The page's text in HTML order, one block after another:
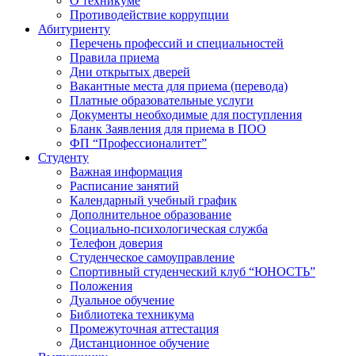
Противодействие коррупции
Абитуриенту
Перечень профессий и специальностей
Правила приема
Дни открытых дверей
Вакантные места для приема (перевода)
Платные образовательные услуги
Документы необходимые для поступления
Бланк Заявления для приема в ПОО
ФП “Профессионалитет”
Студенту
Важная информация
Расписание занятий
Календарный учебный график
Дополнительное образование
Социально-психологическая служба
Телефон доверия
Студенческое самоуправление
Спортивный студенческий клуб “ЮНОСТЬ”
Положения
Дуальное обучение
Библиотека техникума
Промежуточная аттестация
Дистанционное обучение